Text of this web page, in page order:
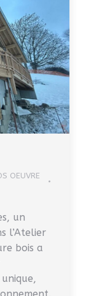
OEUVRE
un
l’Atelier
bois a